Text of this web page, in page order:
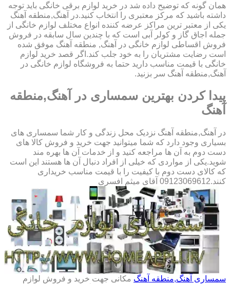
همان گونه که توضیح داده شد در خرید لوازم برقی خانگی باید توجه
داشته باشید که مرکز معتبری را انتخاب کنید.در آهنگ,منطقه آهنگ
یکی از معتبر ترین مراکز عرضه کننده انواع مختلف لوازم خانگی از
جمله اجاق گاز و کولر آبی است که با چندین سال سابقه در فروش
فروش اقساطی لوازم خانگی در آهنگ, منطقه آهنگ موفق شده
است رضایت مشتریان را به خود جلب کند.اگر قصد خرید لوازم
خانگی با قیمت مناسب دارید حتما به فروشگاه لوازم خانگی در
آهنگ,منطقه آهنگ سر بزنید.
پیدا کردن بهترین سمساری در آهنگ,منطقه
آهنگ
در آهنگ,منطقه آهنگ نزدیک محل زندگی و کار شما سمساری های
بسیاری وجود دارد که شما میتوانید جهت خرید و فروش کالا های
دست دوم به آن ها مراجعه کنید و از خدمات آن ها بهره مند
شوید.یکی از مواردی که خیلی از افراد دنبال آن ها هستند این است
که کالای دست دوم با کیفیت را با قیمت مناسب خریداری
کنند.09123069612 آقای میثم افسری
سمساری آهنگ,منطقه آهنگ مکانی جهت خرید و فروش لوازم